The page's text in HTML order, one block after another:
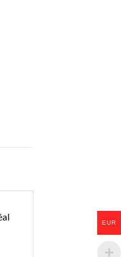
EUR